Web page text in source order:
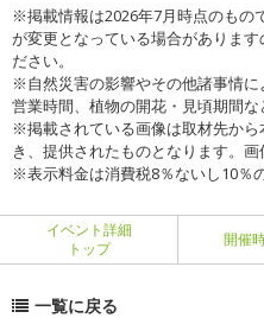
※掲載情報は2026年7月時点のもの
が変更となっている場合がありま
ださい。
※自然災害の影響やその他諸事情
営業時間、植物の開花・見頃期間な
※掲載されている画像は取材先か
き、提供されたものとなります。画
※表示料金は消費税8％ないし10％
イベント詳細
トップ
開催
一覧に戻る